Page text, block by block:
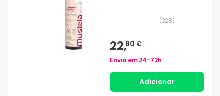
(328)
22,80 €
Envio em 24-72h
Adicionar